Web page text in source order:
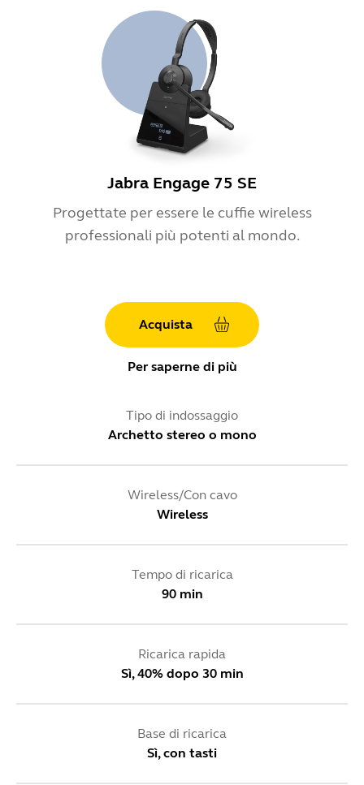
Jabra Engage 75 SE
Progettate per essere le cuffie wireless
professionali più potenti al mondo.
Acquista
Per saperne di più
Tipo di indossaggio
Archetto stereo o mono
Wireless/Con cavo
Wireless
Tempo di ricarica
90 min
Ricarica rapida
Sì, 40% dopo 30 min
Base di ricarica
Sì, con tasti